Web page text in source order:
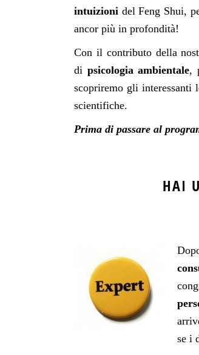
intuizioni del Feng Shui,
ancor più in profondità!
Con il contributo della
di psicologia ambientale,
scopriremo gli interessanti
scientifiche.
Prima di passare al
HAI
se i